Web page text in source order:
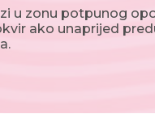
u zonu potpunog
ako unaprijed